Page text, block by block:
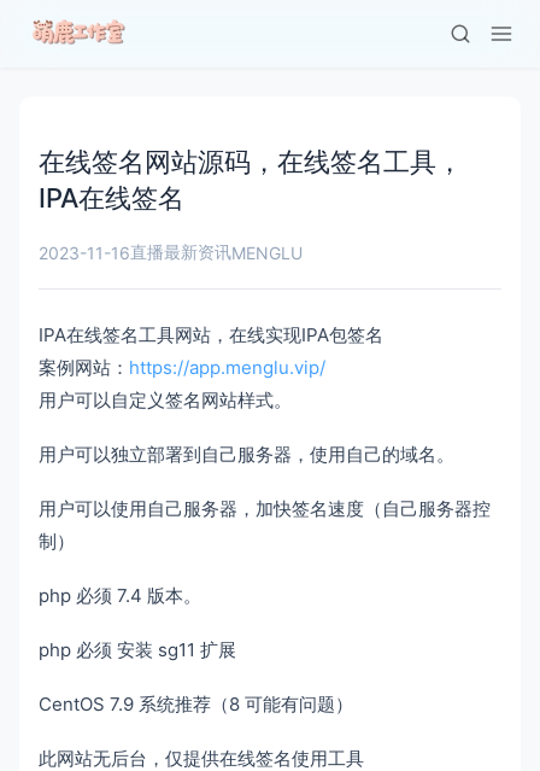
在线签名网站源码，在线签名工具，
IPA在线签名
2023-11-16直播最新资讯MENGLU
IPA在线签名工具网站，在线实现IPA包签名
案例网站： https://app.menglu.vip/
用户可以自定义签名网站样式。
用户可以独立部署到自己服务器，使用自己的域名。
用户可以使用自己服务器，加快签名速度（自己服务器控
制）
php 必须 7.4 版本。
php 必须 安装 sg11 扩展
CentOS 7.9 系统推荐（8 可能有问题）
此网站无后台，仅提供在线签名使用工具